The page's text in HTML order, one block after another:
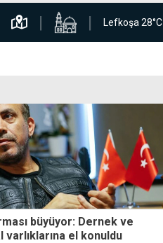
Lefkoşa 28°C
büyüyor: Dernek ve
el konuldu